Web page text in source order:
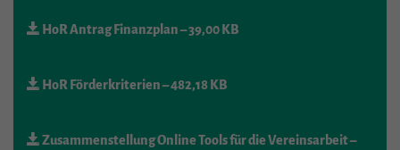
HoR Antrag Finanzplan– 39,00 KB
HoR Förderkriterien– 482,18 KB
Zusammenstellung Online Tools für die Vereinsarbeit–